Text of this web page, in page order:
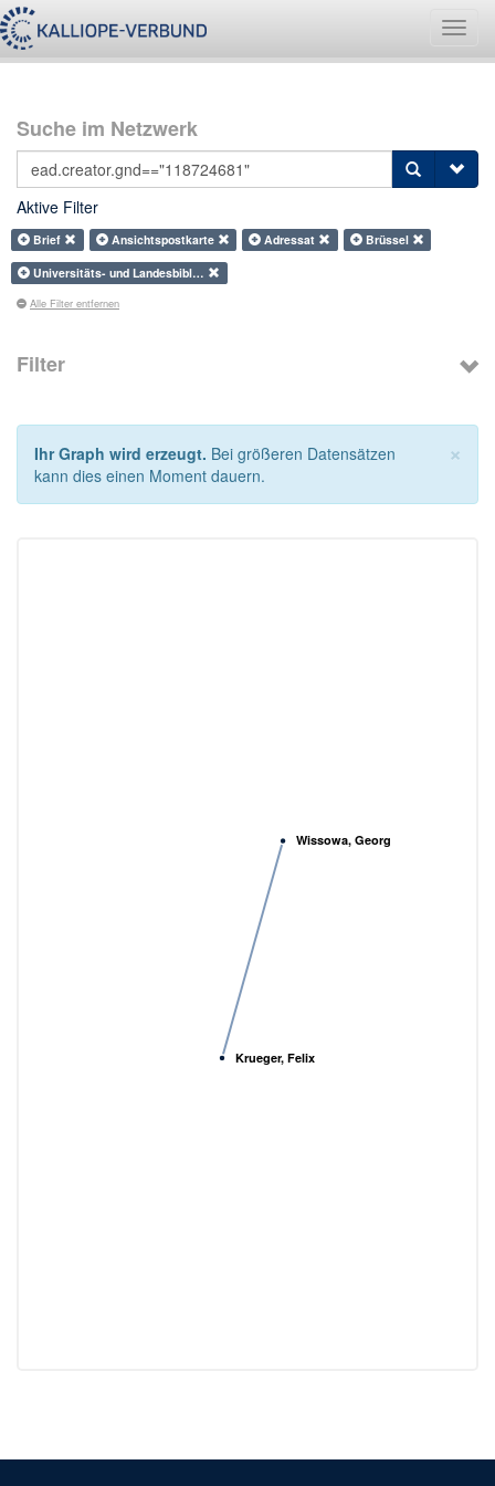
Suche im Netzwerk
Aktive Filter
Brief Ansichtspostkarte Adressat
Brüssel
Universitäts- und Landesbibl…
Alle Filter entfernen
Filter
×
Ihr Graph wird erzeugt. Bei größeren Datensätzen
kann dies einen Moment dauern.
Wissowa, Georg
Krueger, Felix